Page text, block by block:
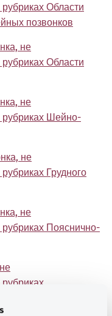
Области
позвонков
не
Области
не
рубриках Шейно-
не
Грудного
не
Пояснично-